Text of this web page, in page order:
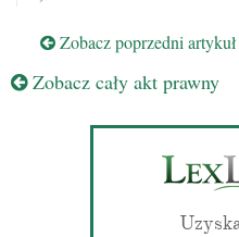
Zobacz poprzedni artykuł
Zobacz cały akt prawny